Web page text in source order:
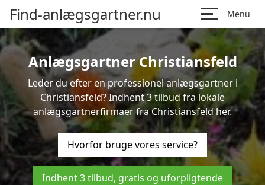
Find-anlægsgartner.nu Menu
Anlægsgartner Christiansfeld
Leder du efter en professionel anlægsgartner i
Christiansfeld? Indhent 3 tilbud fra lokale
anlægsgartnerfirmaer fra Christiansfeld her.
Hvorfor bruge vores service?
Indhent 3 tilbud, gratis og uforpligtende